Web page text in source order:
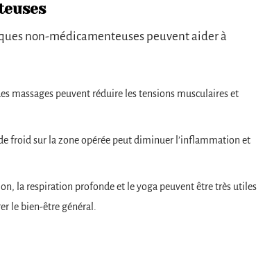
non-médicamenteuses peuvent aider à
massages peuvent réduire les tensions musculaires et
froid sur la zone opérée peut diminuer l’inflammation et
la respiration profonde et le yoga peuvent être très utiles
le bien-être général.